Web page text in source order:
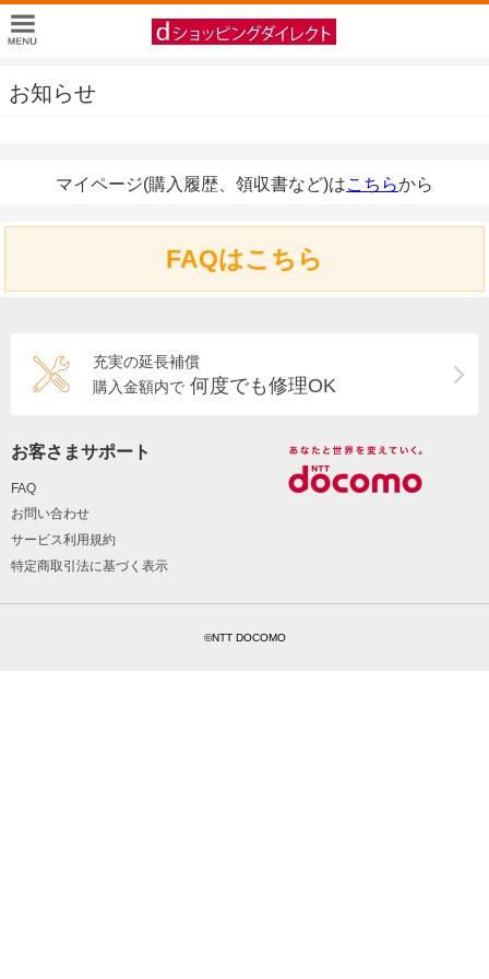
お知らせ
マイページ(購入履歴、領収書など)はこちらから
FAQはこちら
充実の延長補償
購入金額内で 何度でも修理OK
お客さまサポート
FAQ
お問い合わせ
サービス利用規約
特定商取引法に基づく表示
©NTT DOCOMO